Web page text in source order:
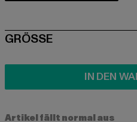
SIZE
GRÖSSE
IN DEN
Artikel fällt normal aus